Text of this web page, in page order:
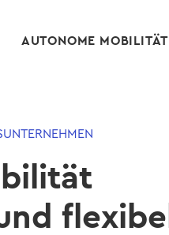
AUTONOME MOBILITÄT
flexibel